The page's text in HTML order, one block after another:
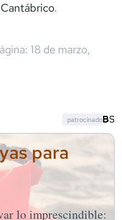
Cantábrico.
18 de marzo,
para
lo imprescindible:
patrocinado